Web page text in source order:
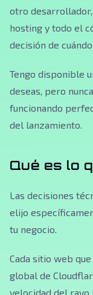
otro
hosting y todo el
decisión de
Tengo disponible
deseas, pero
funcionando
del lanzamiento.
Qué es lo
Las decisiones
elijo
tu negocio.
Cada sitio web
global de
velocidad del rayo